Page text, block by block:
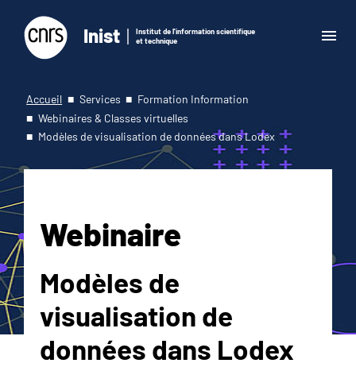
Inist
Institut de l'information scientifique
et technique
Accueil Services
Formation Information
Webinaires & Classes virtuelles
Modèles de visualisation de données dans Lodex
Webinaire
Modèles de
visualisation de
données dans Lodex